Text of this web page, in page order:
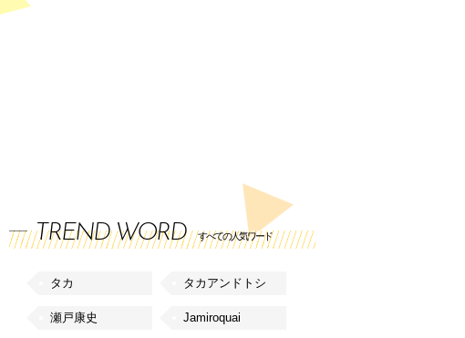
TREND WORD すべての人気ワード
タカ タカアンドトシ
瀬戸康史 Jamiroquai